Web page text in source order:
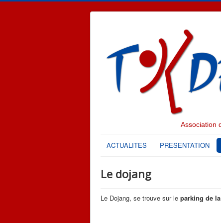
Association
ACTUALITES PRESENTATION
Le dojang
Le Dojang, se trouve sur le parking de